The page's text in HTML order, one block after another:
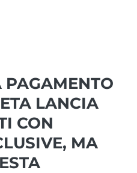
PAGAMENTO
LANCIA
CON
MA